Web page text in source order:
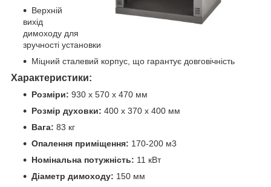
Верхній
вихід
димоходу для
зручності установки
Міцний сталевий корпус, що гарантує довговічність
Характеристики:
Розміри: 930 х 570 х 470 мм
Розмір духовки: 400 х 370 х 400 мм
Вага: 83 кг
Опалення приміщення: 170-200 м3
Номінальна потужність: 11 кВт
Діаметр димоходу: 150 мм